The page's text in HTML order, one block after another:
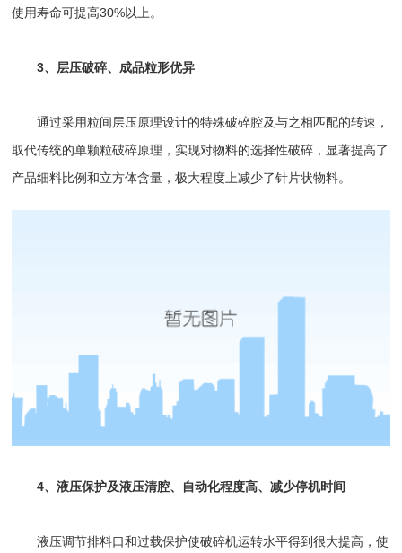
使用寿命可提高30%以上。
3、层压破碎、成品粒形优异
通过采用粒间层压原理设计的特殊破碎腔及与之相匹配的转速，
取代传统的单颗粒破碎原理，实现对物料的选择性破碎，显著提高了
产品细料比例和立方体含量，极大程度上减少了针片状物料。
4、液压保护及液压清腔、自动化程度高、减少停机时间
液压调节排料口和过载保护使破碎机运转水平得到很大提高，使